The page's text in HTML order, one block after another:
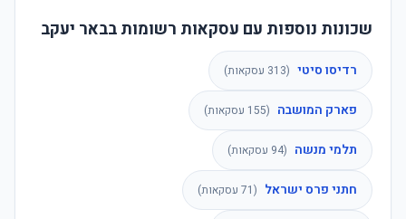
שכונות נוספות עם עסקאות רשומות בבאר יעקב
רדיסו סיטי (
313 עסקאות)
פארק המושבה (
155 עסקאות)
תלמי מנשה (
94 עסקאות)
חתני פרס ישראל (
71 עסקאות)